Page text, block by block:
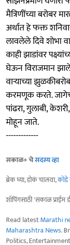
मैत्रिणींच्या बरोबर
अर्थात हे फक्त
लावलेले दिवे शोभा
काही झाडांवर
घेऊन विराजमान
वाऱ्याच्या
करमणूक करते.
पांढरा, गुलाबी,
मोहून जाते.
-------------
सकाळ+ चेसदस्य व्हा
ब्रेक घ्या, डोकं चालवा,कोडे
शॉपिंगसाठी 'सकाळ प्राईम
Read latestMarathi
Maharashtra News.
Politics,